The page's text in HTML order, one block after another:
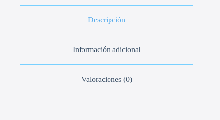
Descripción
Información adicional
Valoraciones (0)